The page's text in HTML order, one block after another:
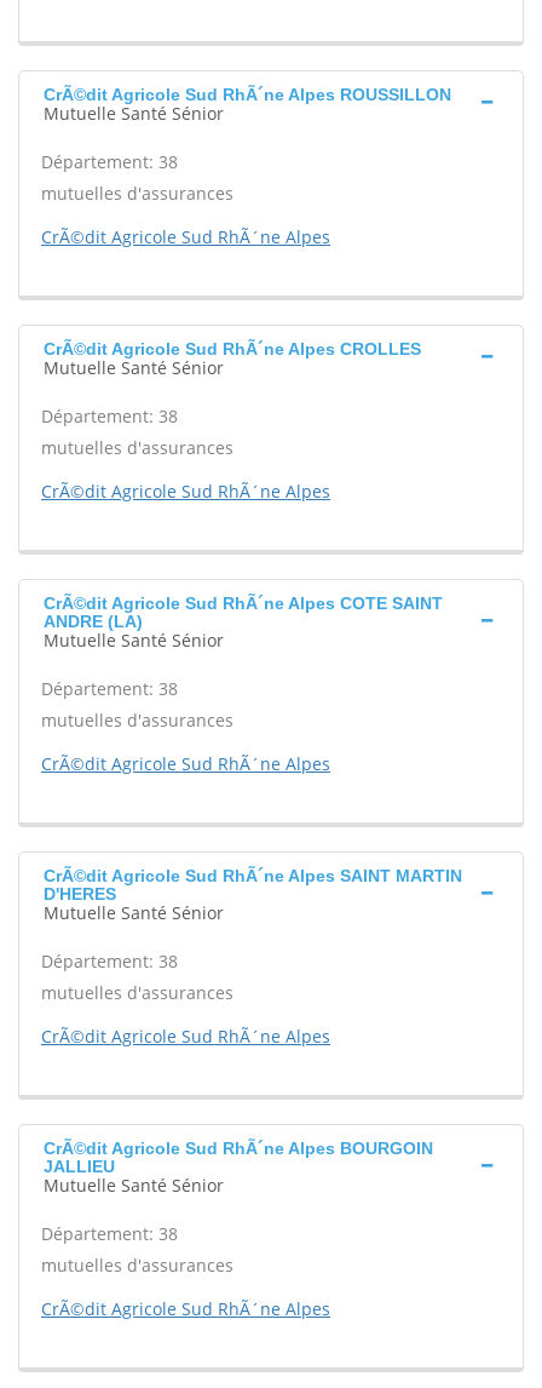
CrÃ©dit Agricole Sud RhÃ´ne Alpes ROUSSILLON
Mutuelle Santé Sénior
Département: 38
mutuelles d'assurances
CrÃ©dit Agricole Sud RhÃ´ne Alpes
CrÃ©dit Agricole Sud RhÃ´ne Alpes CROLLES
Mutuelle Santé Sénior
Département: 38
mutuelles d'assurances
CrÃ©dit Agricole Sud RhÃ´ne Alpes
CrÃ©dit Agricole Sud RhÃ´ne Alpes COTE SAINT
ANDRE (LA)
Mutuelle Santé Sénior
Département: 38
mutuelles d'assurances
CrÃ©dit Agricole Sud RhÃ´ne Alpes
CrÃ©dit Agricole Sud RhÃ´ne Alpes SAINT MARTIN
D'HERES
Mutuelle Santé Sénior
Département: 38
mutuelles d'assurances
CrÃ©dit Agricole Sud RhÃ´ne Alpes
CrÃ©dit Agricole Sud RhÃ´ne Alpes BOURGOIN
JALLIEU
Mutuelle Santé Sénior
Département: 38
mutuelles d'assurances
CrÃ©dit Agricole Sud RhÃ´ne Alpes